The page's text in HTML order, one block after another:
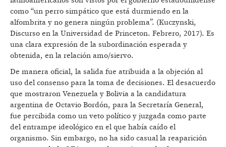
como “un perro simpático que está durmiendo en la
alfombrita y no genera ningún problema”. (Kuczynski,
Discurso en la Universidad de Princeton. Febrero, 2017). Es
una clara expresión de la subordinación esperada y
obtenida, en la relación amo/siervo.
De manera oficial, la salida fue atribuida a la objeción al
uso del consenso para la toma de decisiones. El desacuerdo
que mostraron Venezuela y Bolivia a la candidatura
argentina de Octavio Bordón, para la Secretaría General,
fue percibida como un veto político y juzgada como parte
del entrampe ideológico en el que había caído el
organismo. Sin embargo, no ha sido casual la reaparición